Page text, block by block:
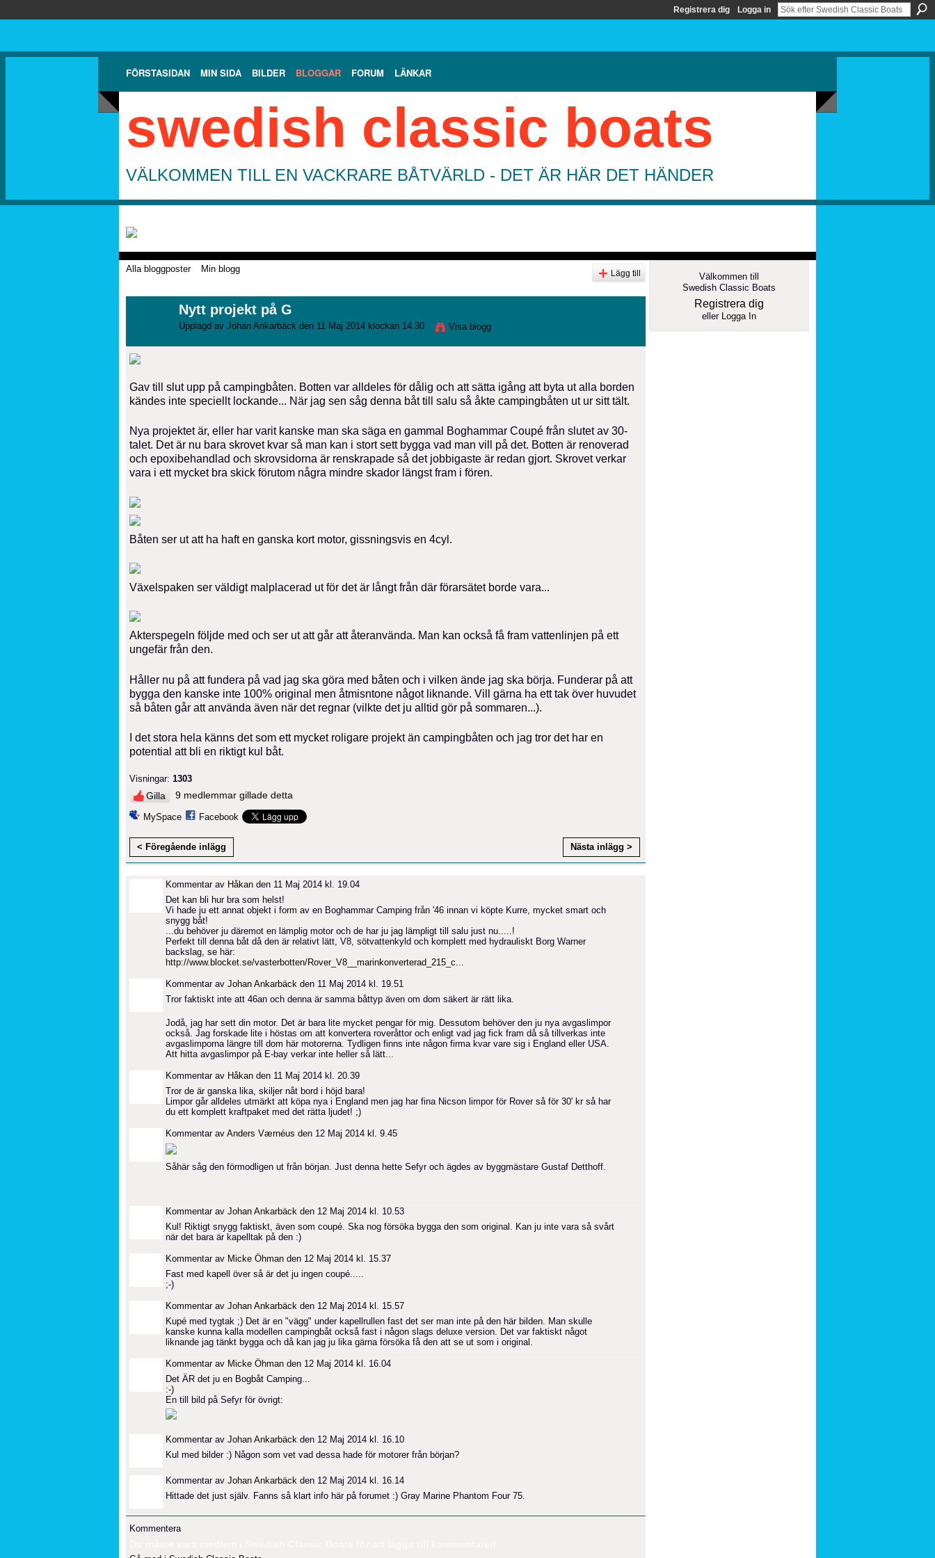
Registrera dig Logga in
FÖRSTASIDAN MIN SIDA BILDER BLOGGAR FORUM LÄNKAR
swedish classic boats
VÄLKOMMEN TILL EN VACKRARE BÅTVÄRLD - DET ÄR HÄR DET HÄNDER
Alla bloggposter Min blogg Lägg till
Nytt projekt på G
Upplagd av Johan Ankarbäck den 11 Maj 2014 klockan 14.30 Visa blogg
Gav till slut upp på campingbåten. Botten var alldeles för dålig och att sätta igång att byta ut alla borden
kändes inte speciellt lockande... När jag sen såg denna båt till salu så åkte campingbåten ut ur sitt tält.
Nya projektet är, eller har varit kanske man ska säga en gammal Boghammar Coupé från slutet av 30-
talet. Det är nu bara skrovet kvar så man kan i stort sett bygga vad man vill på det. Botten är renoverad
och epoxibehandlad och skrovsidorna är renskrapade så det jobbigaste är redan gjort. Skrovet verkar
vara i ett mycket bra skick förutom några mindre skador längst fram i fören.
Båten ser ut att ha haft en ganska kort motor, gissningsvis en 4cyl.
Växelspaken ser väldigt malplacerad ut för det är långt från där förarsätet borde vara...
Akterspegeln följde med och ser ut att går att återanvända. Man kan också få fram vattenlinjen på ett
ungefär från den.
Håller nu på att fundera på vad jag ska göra med båten och i vilken ände jag ska börja. Funderar på att
bygga den kanske inte 100% original men åtmisntone något liknande. Vill gärna ha ett tak över huvudet
så båten går att använda även när det regnar (vilkte det ju alltid gör på sommaren...).
I det stora hela känns det som ett mycket roligare projekt än campingbåten och jag tror det har en
potential att bli en riktigt kul båt.
Visningar: 1303
Gilla 9 medlemmar gillade detta
MySpace Facebook
< Föregående inlägg Nästa inlägg >
Kommentar av Håkan den 11 Maj 2014 kl. 19.04
Det kan bli hur bra som helst!
Vi hade ju ett annat objekt i form av en Boghammar Camping från '46 innan vi köpte Kurre, mycket smart och
snygg båt!
...du behöver ju däremot en lämplig motor och de har ju jag lämpligt till salu just nu.....!
Perfekt till denna båt då den är relativt lätt, V8, sötvattenkyld och komplett med hydrauliskt Borg Warner
backslag, se här:
http://www.blocket.se/vasterbotten/Rover_V8__marinkonverterad_215_c...
Kommentar av Johan Ankarbäck den 11 Maj 2014 kl. 19.51
Tror faktiskt inte att 46an och denna är samma båttyp även om dom säkert är rätt lika.
Jodå, jag har sett din motor. Det är bara lite mycket pengar för mig. Dessutom behöver den ju nya avgaslimpor
också. Jag forskade lite i höstas om att konvertera roveråttor och enligt vad jag fick fram då så tillverkas inte
avgaslimporna längre till dom här motorerna. Tydligen finns inte någon firma kvar vare sig i England eller USA.
Att hitta avgaslimpor på E-bay verkar inte heller så lätt...
Kommentar av Håkan den 11 Maj 2014 kl. 20.39
Tror de är ganska lika, skiljer nåt bord i höjd bara!
Limpor går alldeles utmärkt att köpa nya i England men jag har fina Nicson limpor för Rover så för 30' kr så har
du ett komplett kraftpaket med det rätta ljudet! ;)
Kommentar av Anders Værnéus den 12 Maj 2014 kl. 9.45
Såhär såg den förmodligen ut från början. Just denna hette Sefyr och ägdes av byggmästare Gustaf Detthoff.
Kommentar av Johan Ankarbäck den 12 Maj 2014 kl. 10.53
Kul! Riktigt snygg faktiskt, även som coupé. Ska nog försöka bygga den som original. Kan ju inte vara så svårt
när det bara är kapelltak på den :)
Kommentar av Micke Öhman den 12 Maj 2014 kl. 15.37
Fast med kapell över så är det ju ingen coupé.....
;-)
Kommentar av Johan Ankarbäck den 12 Maj 2014 kl. 15.57
Kupé med tygtak ;) Det är en "vägg" under kapellrullen fast det ser man inte på den här bilden. Man skulle
kanske kunna kalla modellen campingbåt också fast i någon slags deluxe version. Det var faktiskt något
liknande jag tänkt bygga och då kan jag ju lika gärna försöka få den att se ut som i original.
Kommentar av Micke Öhman den 12 Maj 2014 kl. 16.04
Det ÄR det ju en Bogbåt Camping...
:-)
En till bild på Sefyr för övrigt:
Kommentar av Johan Ankarbäck den 12 Maj 2014 kl. 16.10
Kul med bilder :) Någon som vet vad dessa hade för motorer från början?
Kommentar av Johan Ankarbäck den 12 Maj 2014 kl. 16.14
Hittade det just själv. Fanns så klart info här på forumet :) Gray Marine Phantom Four 75.
Kommentera
Välkommen till
Swedish Classic Boats
Registrera dig
eller Logga In